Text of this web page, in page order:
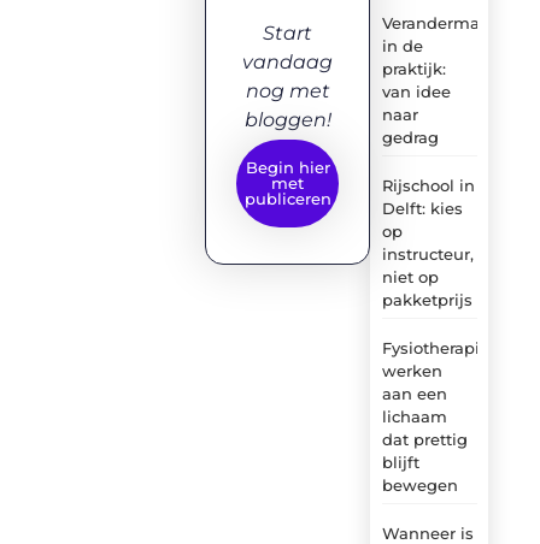
in de
praktijk:
van idee
naar
gedrag
Rijschool in
Delft: kies
op
instructeur,
niet op
pakketprijs
Fysiotherapie:
werken
aan een
lichaam
dat prettig
blijft
bewegen
Wanneer is
Start
vandaag
nog met
bloggen!
Begin hier
met
publiceren